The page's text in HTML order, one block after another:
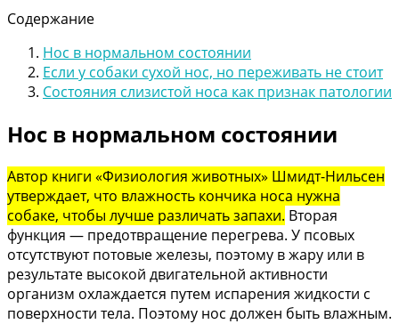
Содержание
Нос в нормальном состоянии
Если у собаки сухой нос, но переживать не стоит
Состояния слизистой носа как признак патологии
Нос в нормальном состоянии
Автор книги «Физиология животных» Шмидт-Нильсен
утверждает, что влажность кончика носа нужна
собаке, чтобы лучше различать запахи. Вторая
функция — предотвращение перегрева. У псовых
отсутствуют потовые железы, поэтому в жару или в
результате высокой двигательной активности
организм охлаждается путем испарения жидкости с
поверхности тела. Поэтому нос должен быть влажным.